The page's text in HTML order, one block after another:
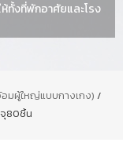
ทั้งที่พักอาศัยและโรง
มผู้ใหญ่แบบกางเกง) /
80ชิ้น